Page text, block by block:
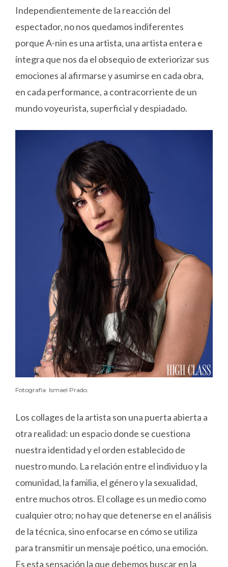
Independientemente de la reacción del
espectador, no nos quedamos indiferentes
porque A-nin es una artista, una artista entera e
íntegra que nos da el obsequio de exteriorizar sus
emociones al afirmarse y asumirse en cada obra,
en cada performance, a contracorriente de un
mundo voyeurista, superficial y despiadado.
Fotografía: Ismael Prado.
Los collages de la artista son una puerta abierta a
otra realidad: un espacio donde se cuestiona
nuestra identidad y el orden establecido de
nuestro mundo. La relación entre el individuo y la
comunidad, la familia, el género y la sexualidad,
entre muchos otros. El collage es un medio como
cualquier otro; no hay que detenerse en el análisis
de la técnica, sino enfocarse en cómo se utiliza
para transmitir un mensaje poético, una emoción.
Es esta sensación la que debemos buscar en la